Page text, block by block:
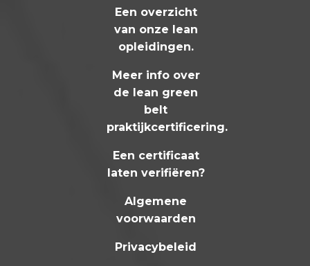
Een overzicht
van onze lean
opleidingen.
Meer info over
de lean green
belt
praktijkcertificering.
Een certificaat
laten verifiëren?
Algemene
voorwaarden
Privacybeleid